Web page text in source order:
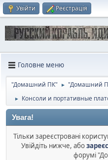
Увійти Реєстрація
Головне меню
"Домашний ПК" ► "Домашний
► Консоли и портативные
Увага!
Тільки зареєстровані
Увійдіть нижче, або
форумі